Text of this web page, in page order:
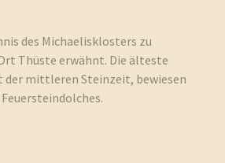
des Michaelisklosters zu
Thüste erwähnt. Die älteste
der mittleren Steinzeit, bewiesen